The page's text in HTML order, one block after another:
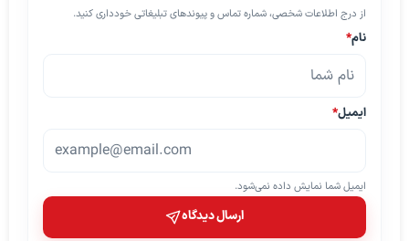
از درج اطلاعات شخصی، شماره تماس و پیوندهای تبلیغاتی خودداری کنید.
نام*
ایمیل*
ایمیل شما نمایش داده نمی‌شود.
ارسال دیدگاه